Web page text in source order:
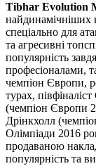
Tibhar Evolution
найдинамічніших
спеціально для
та агресивні
популярність
професіоналами,
чемпіон Європи,
турах,
(чемпіон Європи
Дрінкхолл
Олімпіади 2016
продаваною
популярність та